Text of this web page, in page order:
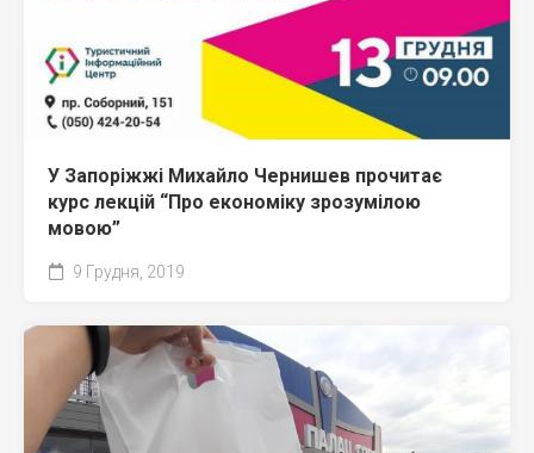
У Запоріжжі Михайло Чернишев прочитає
курс лекцій “Про економіку зрозумілою
мовою”
9 Грудня, 2019